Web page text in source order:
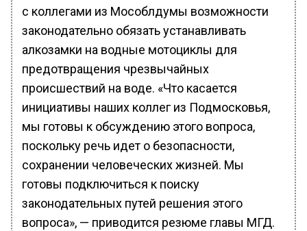
с коллегами из Мособлдумы возможности
законодательно обязать устанавливать
алкозамки на водные мотоциклы для
предотвращения чрезвычайных
происшествий на воде. «Что касается
инициативы наших коллег из Подмосковья,
мы готовы к обсуждению этого вопроса,
поскольку речь идет о безопасности,
сохранении человеческих жизней. Мы
готовы подключиться к поиску
законодательных путей решения этого
вопроса», — приводится резюме главы МГД.